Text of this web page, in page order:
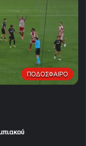
ΠΟΔΟΣΦΑΙΡΟ